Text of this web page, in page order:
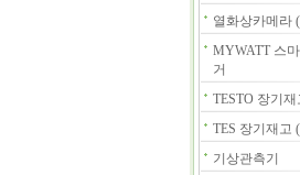
열화상카메라
MYWATT 스
거
TESTO 장기
TES 장기재고
기상관측기